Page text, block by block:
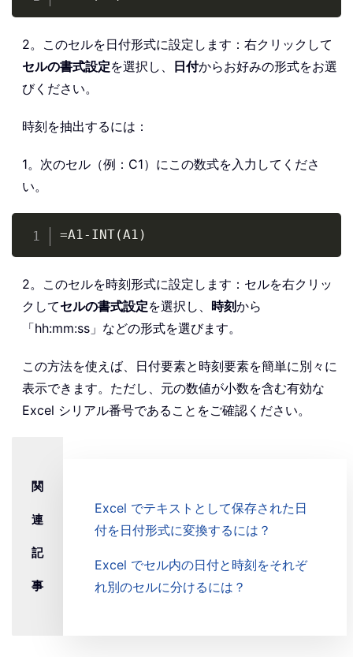
2。このセルを日付形式に設定します：右クリックして
セルの書式設定を選択し、 日付からお好みの形式をお選
びください。
時刻を抽出するには：
1。次のセル（例：C1）にこの数式を入力してくださ
い。
=A1-INT(A1)
2。このセルを時刻形式に設定します：セルを右クリッ
クしてセルの書式設定を選択し、 時刻から
「hh:mm:ss」などの形式を選びます。
この方法を使えば、日付要素と時刻要素を簡単に別々に
表示できます。ただし、元の数値が小数を含む有効な
Excel シリアル番号であることをご確認ください。
関
連
記
事
Excel でテキストとして保存された日
付を日付形式に変換するには？
Excel でセル内の日付と時刻をそれぞ
れ別のセルに分けるには？